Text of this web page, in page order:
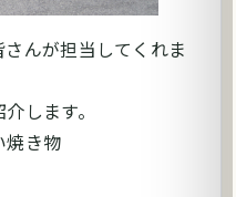
んが担当してくれま
します。
焼き物